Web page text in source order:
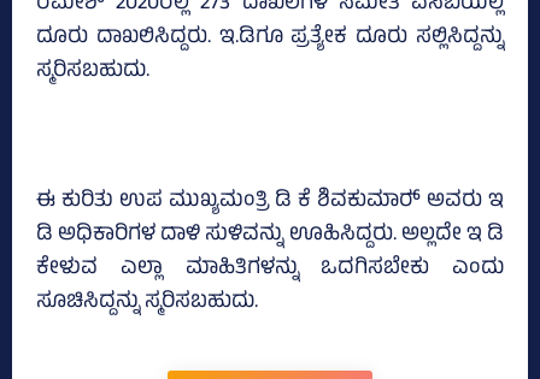
ದೂರು ದಾಖಲಿಸಿದ್ದರು. ಇ.ಡಿಗೂ ಪ್ರತ್ಯೇಕ ದೂರು ಸಲ್ಲಿಸಿದ್ದನ್ನು
ಸ್ಮರಿಸಬಹುದು.
ಈ ಕುರಿತು ಉಪ ಮುಖ್ಯಮಂತ್ರಿ ಡಿ ಕೆ ಶಿವಕುಮಾರ್‍‌ ಅವರು ಇ
ಡಿ ಅಧಿಕಾರಿಗಳ ದಾಳಿ ಸುಳಿವನ್ನು ಊಹಿಸಿದ್ದರು. ಅಲ್ಲದೇ ಇ ಡಿ
ಕೇಳುವ ಎಲ್ಲಾ ಮಾಹಿತಿಗಳನ್ನು ಒದಗಿಸಬೇಕು ಎಂದು
ಸೂಚಿಸಿದ್ದನ್ನು ಸ್ಮರಿಸಬಹುದು.